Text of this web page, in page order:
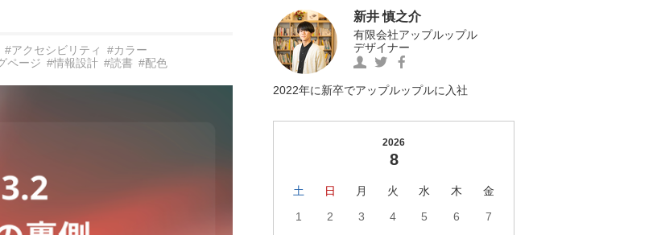
#アクセシビリティ
#カラー
ページ #情報設計 #読書 #配色
新井 慎之介
有限会社アップルップル
デザイナー
新
慎
介
ィ
ル
https://twitter.com/MOGESHIN1
Twitter
の
ン
https://www.facebook.com/0012Shinnosuke
Facebook
ン
ク
2022年に新卒でアップルップルに入社
2026
8
土 日 月 火 水 木
金
1
2 3 4 5 6
7